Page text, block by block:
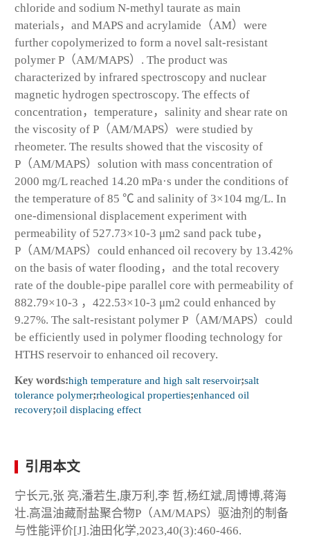
chloride and sodium N-methyl taurate as main
materials，and MAPS and acrylamide（AM）were
further copolymerized to form a novel salt-resistant
polymer P（AM/MAPS）. The product was
characterized by infrared spectroscopy and nuclear
magnetic hydrogen spectroscopy. The effects of
concentration，temperature，salinity and shear rate on
the viscosity of P（AM/MAPS）were studied by
rheometer. The results showed that the viscosity of
P（AM/MAPS）solution with mass concentration of
2000 mg/L reached 14.20 mPa·s under the conditions of
the temperature of 85 ℃ and salinity of 3×104 mg/L. In
one-dimensional displacement experiment with
permeability of 527.73×10-3 μm2 sand pack tube，
P（AM/MAPS）could enhanced oil recovery by 13.42%
on the basis of water flooding，and the total recovery
rate of the double-pipe parallel core with permeability of
882.79×10-3 ，422.53×10-3 μm2 could enhanced by
9.27%. The salt-resistant polymer P（AM/MAPS）could
be efficiently used in polymer flooding technology for
HTHS reservoir to enhanced oil recovery.
Key words:high temperature and high salt reservoir;salt
tolerance polymer;rheological properties;enhanced oil
recovery;oil displacing effect
引用本文
宁长元,张 亮,潘若生,康万利,李 哲,杨红斌,周博博,蒋海
壮.高温油藏耐盐聚合物P（AM/MAPS）驱油剂的制备
与性能评价[J].油田化学,2023,40(3):460-466.